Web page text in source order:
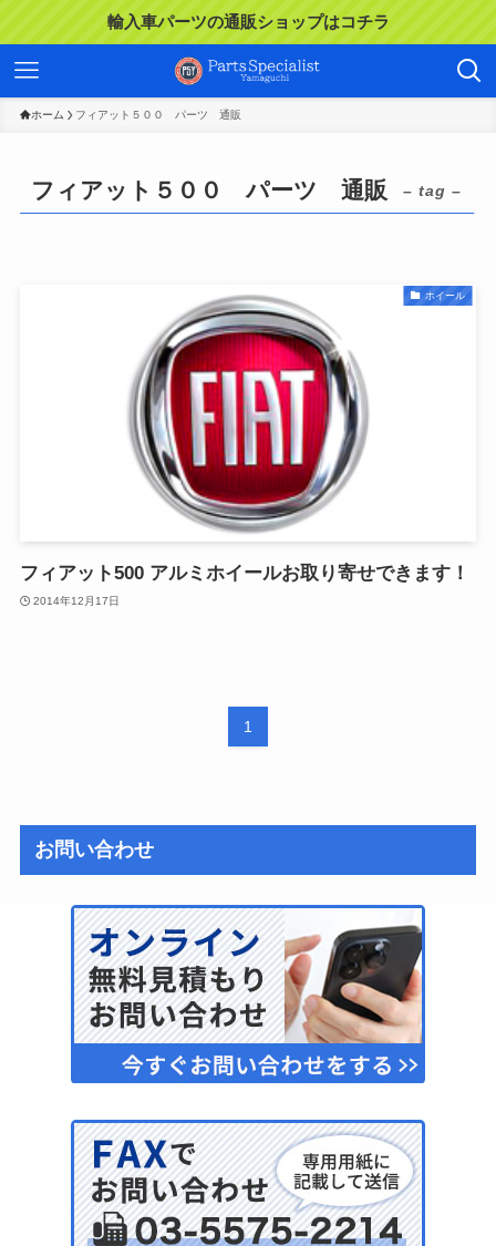
輸入車パーツの通販ショップはコチラ
ホーム フィアット５００ パーツ 通販
フィアット５００ パーツ 通販 – tag –
ホイール
フィアット500 アルミホイールお取り寄せできます！
2014年12月17日
1
お問い合わせ